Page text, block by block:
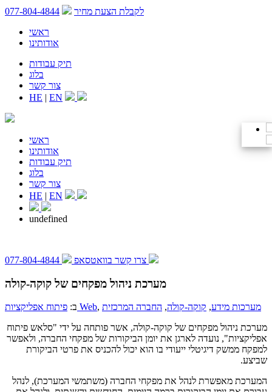
לקבלת הצעת מחיר
077-804-4844
ראשי
אודותינו
תיק עבודות
בלוג
צור קשר
HE | EN
ראשי
אודותינו
תיק עבודות
בלוג
צור קשר
HE | EN
undefined
צרו קשר בוואטסאפ 077-804-4844
מערכת ניהול מפקחים של קוקה-קולה
ב: פיתוח אפליקציות Web, מערכות מידע, קוקה-קולה, החברה המרכזית
מערכת ניהול מפקחים של קוקה-קולה, אשר פותחה על ידי "סלאש פיתוח
אפליקציות", נועדה לארגן את יומן הביקורות של מפקחי החברה, ולאפשר
למפקח ממשק דיגיטלי ייעודי בו הוא יכול להכניס את פרטי הביקורת
שביצע.
המערכת מאפשרת לנהל את מפקחי החברה (משתמשי המערכת), לנהל